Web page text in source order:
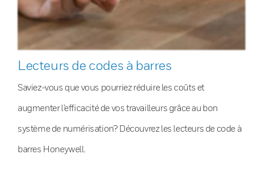
Lecteurs de codes à barres
Saviez-vous que vous pourriez réduire les coûts et
augmenter l’efficacité de vos travailleurs grâce au bon
système de numérisation? Découvrez les lecteurs de code à
barres Honeywell.